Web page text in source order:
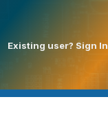
Existing user? Sign In